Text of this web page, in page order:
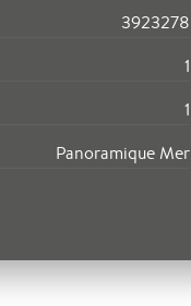
3923278
1
1
Panoramique Mer